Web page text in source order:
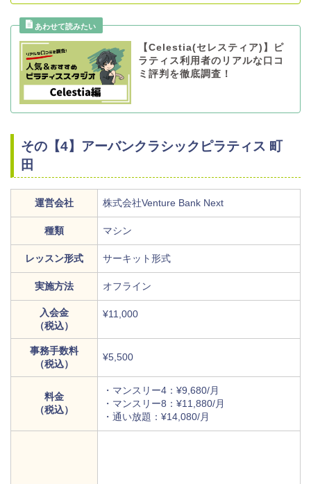
【Celestia(セレスティア)】ピ
ラティス利用者のリアルな口コ
ミ評判を徹底調査！
その【4】アーバンクラシックピラティス 町
田
運営会社 株式会社Venture Bank Next
種類 マシン
レッスン形式 サーキット形式
実施方法 オフライン
入会金
（税込）
¥11,000
事務手数料
（税込）
¥5,500
料金
（税込）
・マンスリー4：¥9,680/月
・マンスリー8：¥11,880/月
・通い放題：¥14,080/月